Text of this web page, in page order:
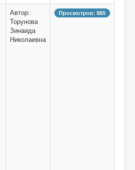
Автор:
Торунова
Зинаида
Николаевна
Просмотров: 885